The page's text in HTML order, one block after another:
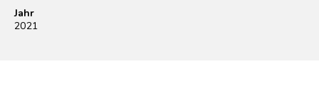
Jahr
2021